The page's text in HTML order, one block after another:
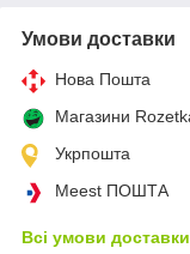
Умови доставки
Нова Пошта
Магазини
Укрпошта
Meest ПОШТА
Всі умови доставки